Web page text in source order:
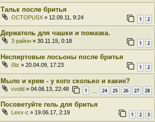
Тальк после бритья
OCTOPUSX » 12.09.11, 9:24 1 2
Держатель для чашки и помазка.
3 район » 30.11.15, 0:18 1 2
Неспиртовые лосьоны после бритья
i3iz » 20.04.09, 17:23 1 2
Мыло и крем - у кого сколько и какие?
vvold » 04.06.13, 22:48 1 24 25 26 27 28
Посоветуйте гель для бритья
Lexx-z » 19.06.17, 2:19 1 2 3